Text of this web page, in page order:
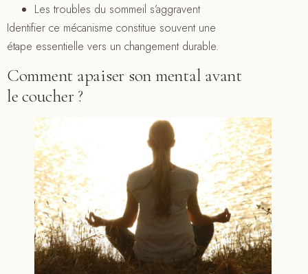
Les troubles du sommeil s’aggravent
Identifier ce mécanisme constitue souvent une
étape essentielle vers un changement durable.
Comment apaiser son mental avant
le coucher ?